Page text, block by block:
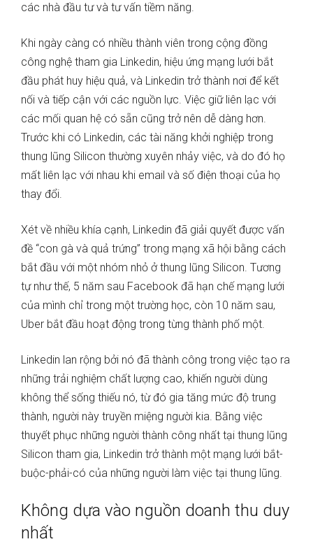
các nhà đầu tư và tư vấn tiềm năng.
Khi ngày càng có nhiều thành viên trong cộng đồng
công nghệ tham gia Linkedin, hiệu ứng mạng lưới bắt
đầu phát huy hiệu quả, và Linkedin trở thành nơi để kết
nối và tiếp cận với các nguồn lực. Việc giữ liên lạc với
các mối quan hệ có sẵn cũng trở nên dễ dàng hơn.
Trước khi có Linkedin, các tài năng khởi nghiệp trong
thung lũng Silicon thường xuyên nhảy việc, và do đó họ
mất liên lạc với nhau khi email và số điện thoại của họ
thay đổi.
Xét về nhiều khía cạnh, Linkedin đã giải quyết được vấn
đề “con gà và quả trứng” trong mạng xã hội bằng cách
bắt đầu với một nhóm nhỏ ở thung lũng Silicon. Tương
tự như thế, 5 năm sau Facebook đã hạn chế mạng lưới
của mình chỉ trong một trường học, còn 10 năm sau,
Uber bắt đầu hoạt động trong từng thành phố một.
Linkedin lan rộng bởi nó đã thành công trong việc tạo ra
những trải nghiệm chất lượng cao, khiến người dùng
không thể sống thiếu nó, từ đó gia tăng mức độ trung
thành, người này truyền miệng người kia. Bằng việc
thuyết phục những người thành công nhất tại thung lũng
Silicon tham gia, Linkedin trở thành một mạng lưới bắt-
buộc-phải-có của những người làm việc tại thung lũng.
Không dựa vào nguồn doanh thu duy
nhất